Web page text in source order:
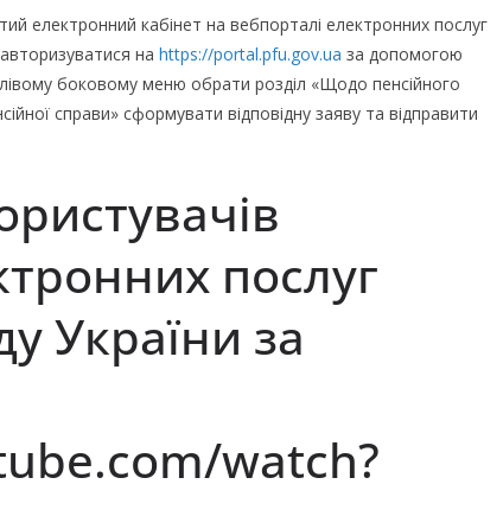
кабінет на вебпорталі електронних послуг
на https://portal.pfu.gov.ua за допомогою
боковому меню обрати розділ «Щодо пенсійного
справи» сформувати відповідну заяву та відправити
послуг
України за
watch?
Ради
прав людини
опитування
права
на
Чернігівщини!